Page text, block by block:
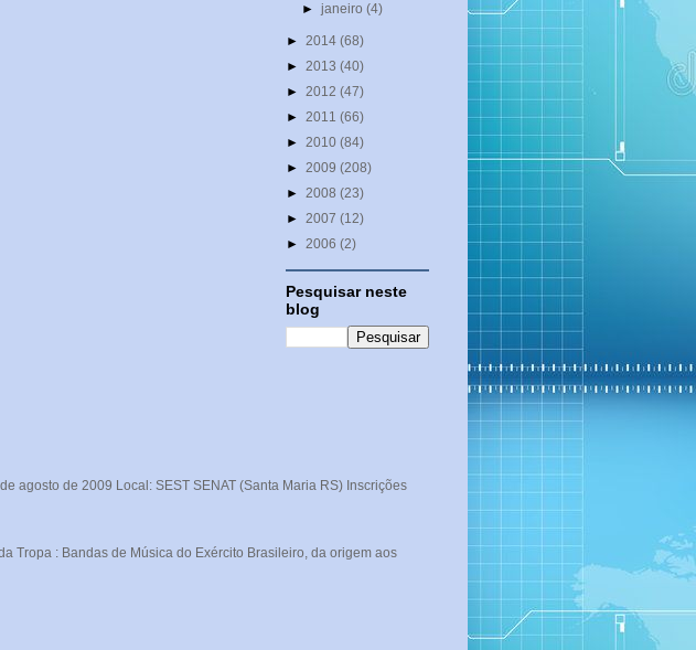
►janeiro(4)
► 2014 (68)
► 2013 (40)
► 2012 (47)
► 2011 (66)
► 2010 (84)
► 2009 (208)
► 2008 (23)
► 2007 (12)
► 2006 (2)
Pesquisar neste
blog
agosto de 2009 Local: SEST SENAT (Santa Maria RS) Inscrições
Tropa : Bandas de Música do Exército Brasileiro, da origem aos